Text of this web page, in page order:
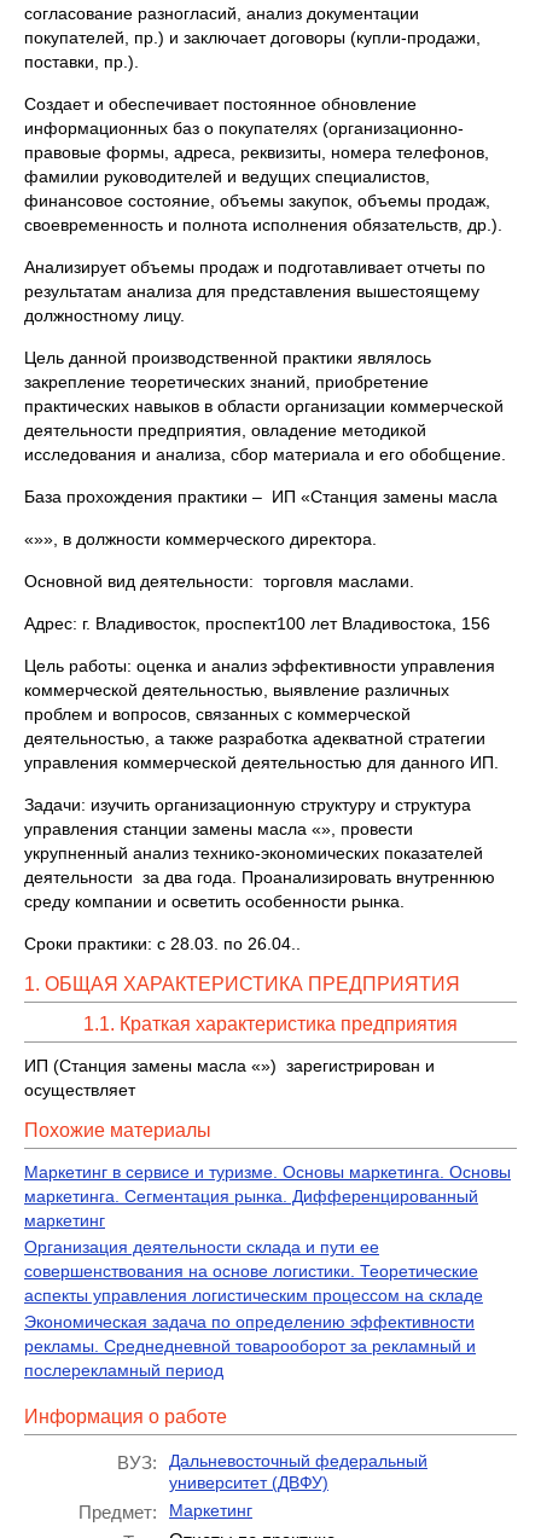
согласование разногласий, анализ документации
покупателей, пр.) и заключает договоры (купли-продажи,
поставки, пр.).
Создает и обеспечивает постоянное обновление
информационных баз о покупателях (организационно-
правовые формы, адреса, реквизиты, номера телефонов,
фамилии руководителей и ведущих специалистов,
финансовое состояние, объемы закупок, объемы продаж,
своевременность и полнота исполнения обязательств, др.).
Анализирует объемы продаж и подготавливает отчеты по
результатам анализа для представления вышестоящему
должностному лицу.
Цель данной производственной практики являлось
закрепление теоретических знаний, приобретение
практических навыков в области организации коммерческой
деятельности предприятия, овладение методикой
исследования и анализа, сбор материала и его обобщение.
База прохождения практики – ИП «Станция замены масла
«»», в должности коммерческого директора.
Основной вид деятельности: торговля маслами.
Адрес: г. Владивосток, проспект100 лет Владивостока, 156
Цель работы: оценка и анализ эффективности управления
коммерческой деятельностью, выявление различных
проблем и вопросов, связанных с коммерческой
деятельностью, а также разработка адекватной стратегии
управления коммерческой деятельностью для данного ИП.
Задачи: изучить организационную структуру и структура
управления станции замены масла «», провести
укрупненный анализ технико-экономических показателей
деятельности за два года. Проанализировать внутреннюю
среду компании и осветить особенности рынка.
Сроки практики: с 28.03. по 26.04..
1. ОБЩАЯ ХАРАКТЕРИСТИКА ПРЕДПРИЯТИЯ
1.1. Краткая характеристика предприятия
ИП (Станция замены масла «») зарегистрирован и
осуществляет
Похожие материалы
Маркетинг в сервисе и туризме. Основы маркетинга. Основы
маркетинга. Сегментация рынка. Дифференцированный
маркетинг
Организация деятельности склада и пути ее
совершенствования на основе логистики. Теоретические
аспекты управления логистическим процессом на складе
Экономическая задача по определению эффективности
рекламы. Среднедневной товарооборот за рекламный и
послерекламный период
Информация о работе
ВУЗ:
Дальневосточный федеральный
университет (ДВФУ)
Предмет: Маркетинг